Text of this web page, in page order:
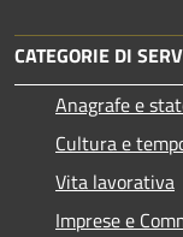
CATEGORIE DI
Anagrafe e
Cultura e
Vita lavorativa
Imprese e